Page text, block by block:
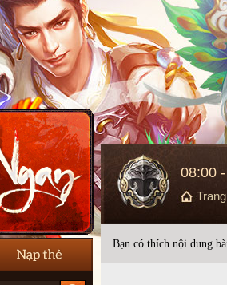
08:00
Bạn có thích nội dung